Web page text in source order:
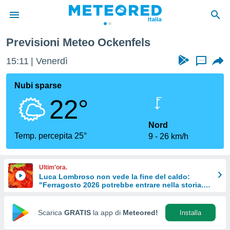
di
per
le
di
Web
Previsioni Meteo Ockenfels
15:11 Venerdì ...
Nubi sparse
22°
Temp. percepita 25°
Nord
9
26 km/h
Ultim'ora.
Luca Lombroso non vede la fine del caldo:
"Ferragosto 2026 potrebbe entrare nella storia.
Scarica GRATIS la app di Meteored! Installa